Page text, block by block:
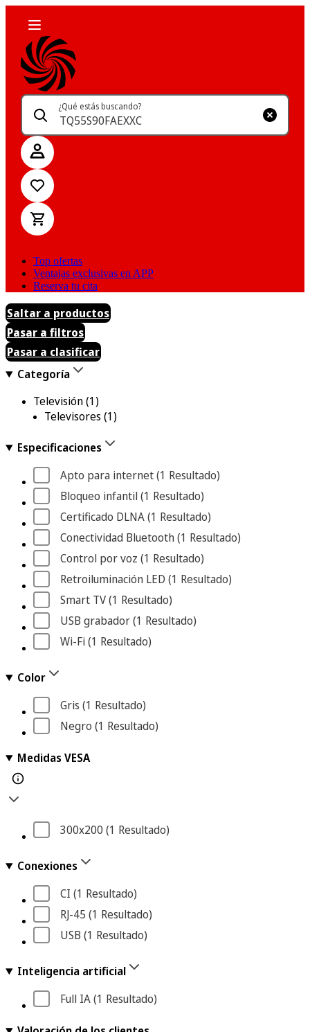
¿Qué estás buscando?
Top ofertas
Ventajas exclusivas en APP
Reserva tu cita
Saltar a productos
Pasar a filtros
Pasar a clasificar
Categoría
Televisión(1)
Televisores (1)
Especificaciones
Apto para internet (1 Resultado)
Bloqueo infantil (1 Resultado)
Certificado DLNA (1 Resultado)
Conectividad Bluetooth (1 Resultado)
Control por voz (1 Resultado)
Retroiluminación LED (1 Resultado)
Smart TV (1 Resultado)
USB grabador (1 Resultado)
Wi-Fi (1 Resultado)
Color
Gris (1 Resultado)
Negro (1 Resultado)
Medidas VESA
300x200 (1 Resultado)
Conexiones
CI (1 Resultado)
RJ-45 (1 Resultado)
USB (1 Resultado)
Inteligencia artificial
Full IA (1 Resultado)